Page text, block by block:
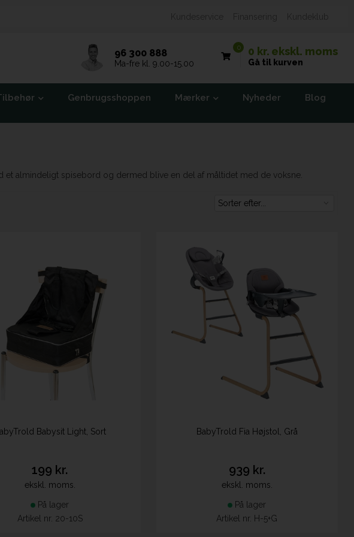
96 300 888
Ma-fre kl. 9.00-15.00
0 0 kr. ekskl. moms
Gå til kurven
Genbrugsshoppen Mærker Nyheder Blog
almindeligt spisebord og dermed blive en del af måltidet med de voksne.
Babysit Light, Sort
199 kr.
ekskl. moms.
På lager
Artikel nr. 20-10S
BabyTrold Fia Højstol, Grå
939 kr.
ekskl. moms.
På lager
Artikel nr. H-5+G